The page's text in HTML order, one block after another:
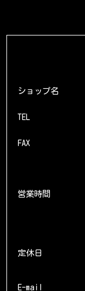
ショップ名
TEL
FAX
営業時間
定休日
E-mail